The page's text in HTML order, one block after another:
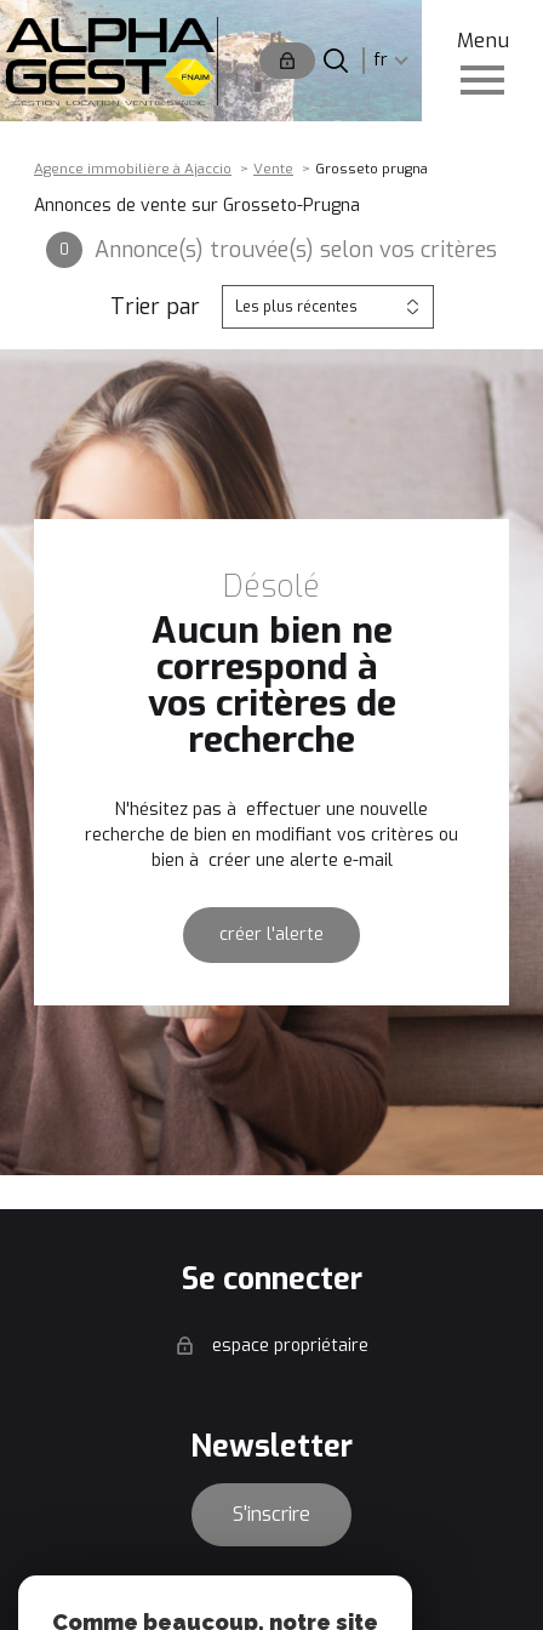
Menu
fr
Accueil
Langue
fr
Agence immobilière à Ajaccio Vente Grosseto prugna
Annonces de vente sur Grosseto-Prugna
0
Annonce(s) trouvée(s) selon vos critères
Trier par
Les plus récentes
Désolé
Aucun bien ne
correspond à
vos critères de
recherche
N'hésitez pas à effectuer une nouvelle
recherche de bien en modifiant vos critères ou
bien à créer une alerte e-mail
créer l'alerte
se connecter
espace propriétaire
newsletter
S'inscrire
adhérents
Comme beaucoup, notre site